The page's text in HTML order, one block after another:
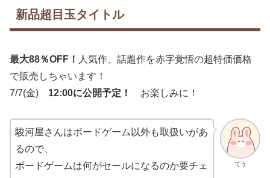
新品超目玉タイトル
最大88％OFF！ 人気作、話題作を赤字覚悟の超特価価格
で販売しちゃいます！
7/7(金) 12:00に公開予定！ お楽しみに！
てう
駿河屋さんはボードゲーム以外も取扱いがあ
るので、
ボードゲームは何がセールになるのか要チェ